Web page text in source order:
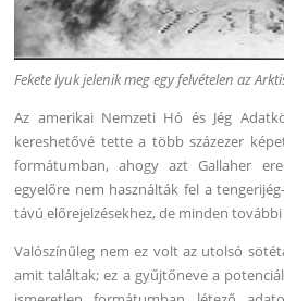
Fekete lyuk jelenik meg egy felvételen az
Az amerikai Nemzeti Hó és Jég
kereshetővé tette a több százezer
formátumban, ahogy azt Gallaher
egyelőre nem használták fel a
távú előrejelzésekhez, de minden
Valószínűleg nem ez volt az utolsó
amit találtak; ez a gyűjtőneve a